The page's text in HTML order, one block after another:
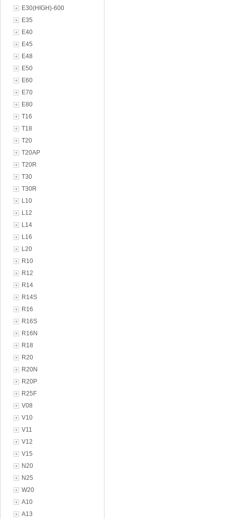
E30(HIGH)-600
E35
E40
E45
E48
E50
E60
E70
E80
T16
T18
T20
T20AP
T20R
T30
T30R
L10
L12
L14
L16
L20
R10
R12
R14
R14S
R16
R16S
R16N
R18
R20
R20N
R20P
R25F
V08
V10
V11
V12
V15
N20
N25
W20
A10
A13